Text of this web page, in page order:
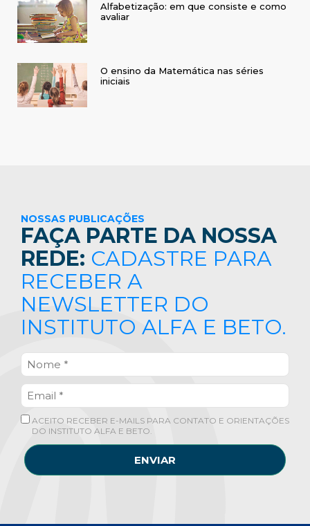
Alfabetização: em que consiste e como
avaliar
O ensino da Matemática nas séries
iniciais
NOSSAS PUBLICAÇÕES
FAÇA PARTE DA NOSSA
REDE: CADASTRE PARA
RECEBER A
NEWSLETTER DO
INSTITUTO ALFA E BETO.
ACEITO RECEBER E-MAILS PARA CONTATO E ORIENTAÇÕES
DO INSTITUTO ALFA E BETO.
ENVIAR